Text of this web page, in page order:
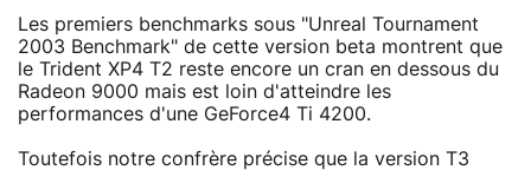
Les premiers benchmarks sous "Unreal Tournament
2003 Benchmark" de cette version beta montrent que
le Trident XP4 T2 reste encore un cran en dessous du
Radeon 9000 mais est loin d'atteindre les
performances d'une GeForce4 Ti 4200.
Toutefois notre confrère précise que la version T3